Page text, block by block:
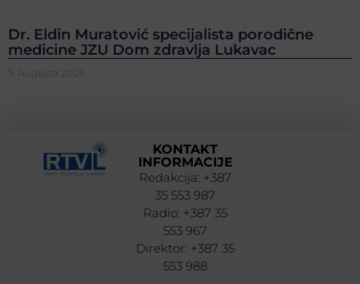
Dr. Eldin Muratović specijalista porodične
medicine JZU Dom zdravlja Lukavac
7. Augusta 2026.
KONTAKT
INFORMACIJE
Redakcija: +387
35 553 987
Radio: +387 35
553 967
Direktor: +387 35
553 988